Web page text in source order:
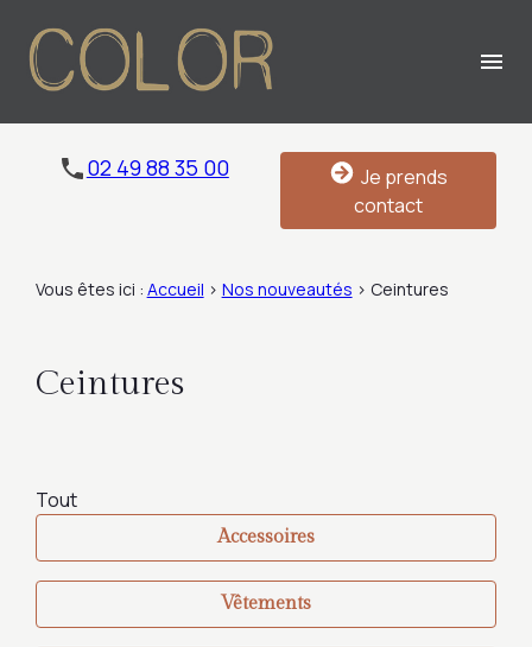
menu
02 49 88 35 00
Je prends
contact
Vous êtes ici : Accueil > Nos nouveautés > Ceintures
Ceintures
Tout
Accessoires
Vêtements